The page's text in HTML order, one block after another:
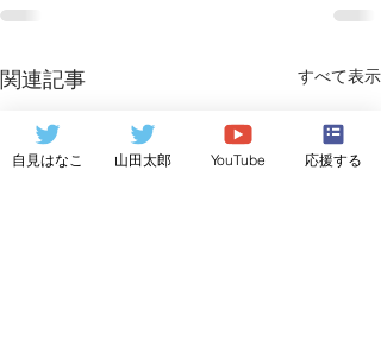
関連記事 すべて表示
自見はなこ 山田太郎 YouTube 応援する